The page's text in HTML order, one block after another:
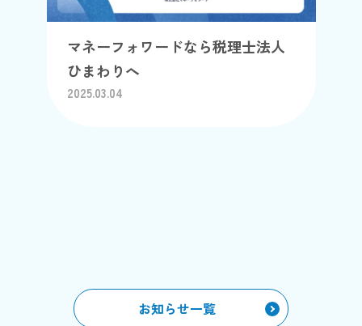
マネーフォワードなら税理士法人
ひまわりへ
2025.03.04
お知らせ一覧